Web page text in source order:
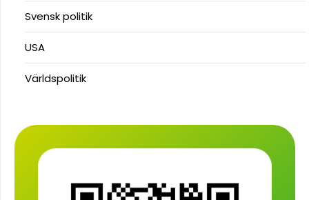
Svensk politik
USA
Världspolitik